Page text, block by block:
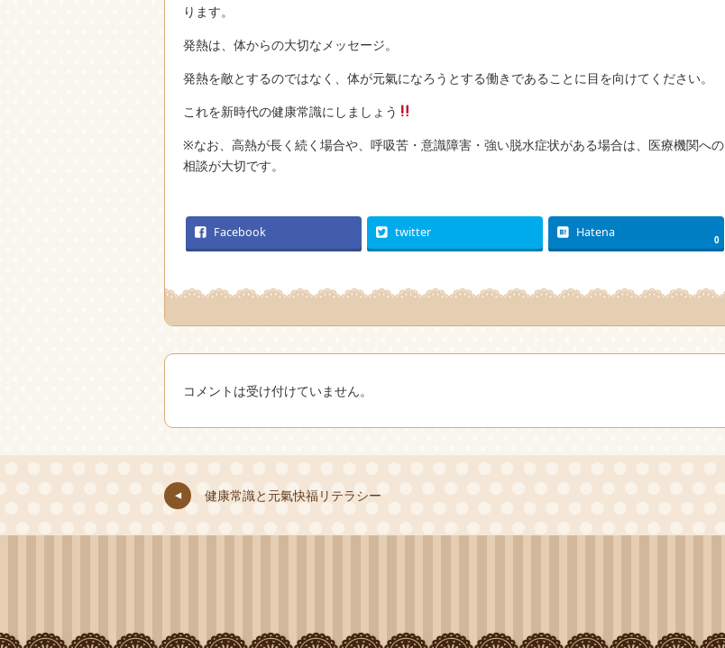
ります。
発熱は、体からの大切なメッセージ。
発熱を敵とするのではなく、体が元氣になろうとする働きであることに目を向けてください。
これを新時代の健康常識にしましょう
※なお、高熱が長く続く場合や、呼吸苦・意識障害・強い脱水症状がある場合は、医療機関への
相談が大切です。
Facebook twitter Hatena
0
コメントは受け付けていません。
健康常識と元氣快福リテラシー